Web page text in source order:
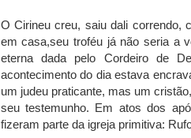
O Cirineu creu, saiu dali correndo,
em casa,seu troféu já não seria a
eterna dada pelo Cordeiro de
acontecimento do dia estava
um judeu praticante, mas um
seu testemunho. Em atos dos
fizeram parte da igreja primitiva: